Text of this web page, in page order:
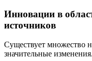
Инновации в
источников
Существует множество
значительные изменения.